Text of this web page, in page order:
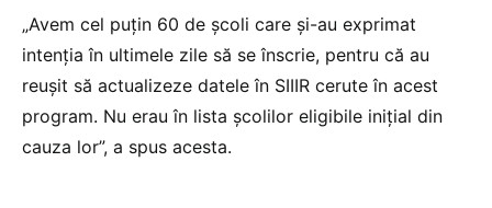
„Avem cel puțin 60 de școli care și-au exprimat
intenția în ultimele zile să se înscrie, pentru că au
reușit să actualizeze datele în SIIIR cerute în acest
program. Nu erau în lista școlilor eligibile inițial din
cauza lor”, a spus acesta.